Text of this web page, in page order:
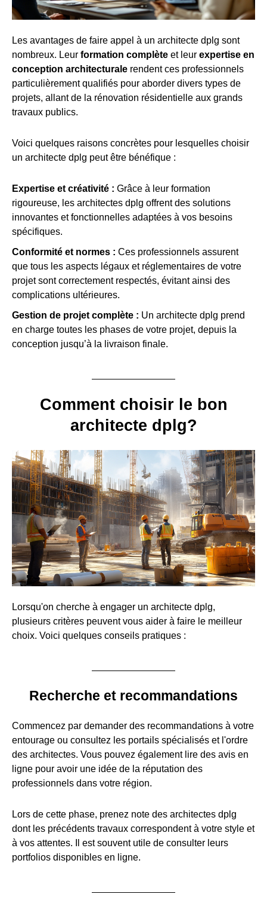
Les avantages de faire appel à un architecte dplg sont
nombreux. Leur formation complète et leur expertise en
conception architecturale rendent ces professionnels
particulièrement qualifiés pour aborder divers types de
projets, allant de la rénovation résidentielle aux grands
travaux publics.
Voici quelques raisons concrètes pour lesquelles choisir
un architecte dplg peut être bénéfique :
Expertise et créativité : Grâce à leur formation
rigoureuse, les architectes dplg offrent des solutions
innovantes et fonctionnelles adaptées à vos besoins
spécifiques.
Conformité et normes : Ces professionnels assurent
que tous les aspects légaux et réglementaires de votre
projet sont correctement respectés, évitant ainsi des
complications ultérieures.
Gestion de projet complète : Un architecte dplg prend
en charge toutes les phases de votre projet, depuis la
conception jusqu’à la livraison finale.
Comment choisir le bon
architecte dplg?
Lorsqu'on cherche à engager un architecte dplg,
plusieurs critères peuvent vous aider à faire le meilleur
choix. Voici quelques conseils pratiques :
Recherche et recommandations
Commencez par demander des recommandations à votre
entourage ou consultez les portails spécialisés et l'ordre
des architectes. Vous pouvez également lire des avis en
ligne pour avoir une idée de la réputation des
professionnels dans votre région.
Lors de cette phase, prenez note des architectes dplg
dont les précédents travaux correspondent à votre style et
à vos attentes. Il est souvent utile de consulter leurs
portfolios disponibles en ligne.